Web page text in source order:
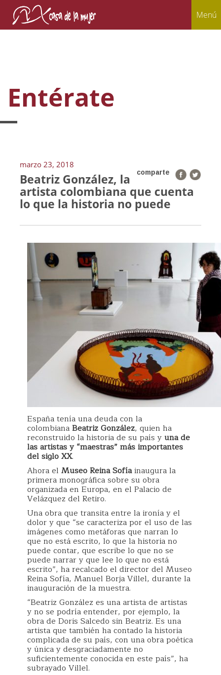
Menú
Entérate
marzo 23, 2018
comparte
Beatriz González, la
artista colombiana que cuenta
lo que la historia no puede
España tenía una deuda con la
colombianaBeatriz González, quien ha
reconstruido la historia de su país yuna de
las artistas y “maestras” más importantes
del siglo XX.
Ahora el Museo Reina Sofíainaugura la
primera monográfica sobre su obra
organizada en Europa, en el Palacio de
Velázquez del Retiro.
Una obra que transita entre la ironía y el
dolor y que “se caracteriza por el uso de las
imágenes como metáforas que narran lo
que no está escrito, lo que la historia no
puede contar, que escribe lo que no se
puede narrar y que lee lo que no está
escrito”, ha recalcado el director del Museo
Reina Sofía, Manuel Borja Villel, durante la
inauguración de la muestra.
“Beatriz González es una artista de artistas
y no se podría entender, por ejemplo, la
obra de Doris Salcedo sin Beatriz. Es una
artista que también ha contado la historia
complicada de su país, con una obra poética
y única y desgraciadamente no
suficientemente conocida en este país”, ha
subrayado Villel.